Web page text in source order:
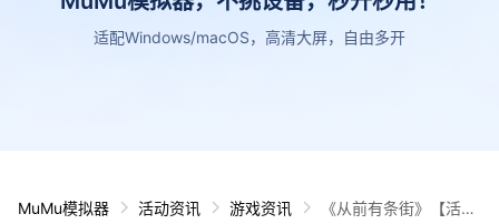
适配Windows/macOS，高清大屏，自由多开
MuMu模拟器 活动资讯 游戏资讯
《从前有条街》【活动